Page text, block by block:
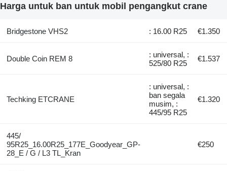
Harga untuk ban untuk mobil pengangkut crane
Bridgestone VHS2 : 16.00 R25 €1.350
Double Coin REM 8
: universal, :
525/80 R25
€1.537
Techking ETCRANE
: universal, :
ban segala
musim, :
445/95 R25
€1.320
445/
95R25_16.00R25_177E_Goodyear_GP-
28_E / G / L3 TL_Kran
€250